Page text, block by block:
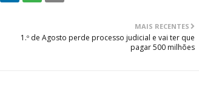
MAIS RECENTES
1.º de Agosto perde processo judicial e vai ter que
pagar 500 milhões